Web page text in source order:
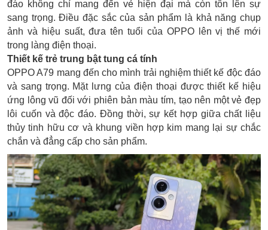
đáo không chỉ mang đến vẻ hiện đại mà còn tôn lên sự
sang trọng. Điều đặc sắc của sản phẩm là khả năng chụp
ảnh và hiệu suất, đưa tên tuổi của OPPO lên vị thế mới
trong làng điện thoại.
Thiết kế trẻ trung bật tung cá tính
OPPO A79 mang đến cho mình trải nghiệm thiết kế độc đáo
và sang trọng. Mặt lưng của điện thoại được thiết kế hiệu
ứng lông vũ đối với phiên bản màu tím, tạo nên một vẻ đẹp
lôi cuốn và độc đáo. Đồng thời, sự kết hợp giữa chất liệu
thủy tinh hữu cơ và khung viền hợp kim mang lại sự chắc
chắn và đẳng cấp cho sản phẩm.